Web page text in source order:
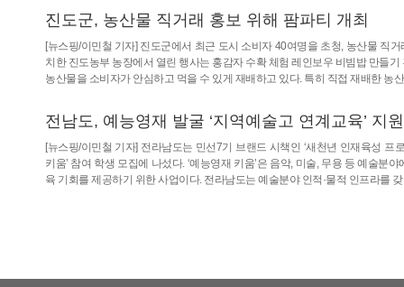
진도군, 농산물 직거래 홍보 위해 팜파티 개최
[뉴스핑/이민철 기자] 진도군에서 최근 도시 소비자 40여명을 초청, 농산물 직
치한 진도농부 농장에서 열린 행사는 홍감자 수확 체험 레인보우 비빔밥 만들
농산물을 소비자가 안심하고 먹을 수 있게 재배하고 있다. 특히 직접 재배한
전남도, 예능영재 발굴 ‘지역예술고 연계교육’ 지원
[뉴스핑/이민철 기자] 전라남도는 민선7기 브랜드 시책인 ‘새천년 인재육성
키움’ 참여 학생 모집에 나섰다. ‘예능영재 키움’은 음악, 미술, 무용 등 예술
육 기회를 제공하기 위한 사업이다. 전라남도는 예술분야 인적·물적 인프라를